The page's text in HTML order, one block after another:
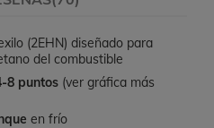
(2EHN) diseñado para
del combustible
8 puntos (ver gráfica más
en frío